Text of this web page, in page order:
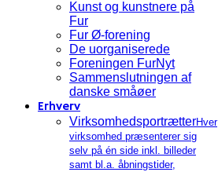
Kunst og kunstnere på
Fur
Fur Ø-forening
De uorganiserede
Foreningen FurNyt
Sammenslutningen af
danske småøer
Erhverv
VirksomhedsportrætterHver
virksomhed præsenterer sig
selv på én side inkl. billeder
samt bl.a. åbningstider,